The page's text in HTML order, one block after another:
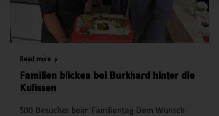
Familien blicken bei Burkhard hinter die
Kulissen
500 Besucher beim Familientag Dem Wunsch
Read more